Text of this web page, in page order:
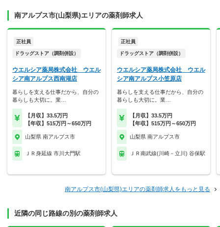
南アルプス市(山梨県)エリアの薬剤師求人
正社員
ドラッグストア（調剤併設）
ウエルシア薬局株式会社 ウエル
シア南アルプス西南湖店
暮らしを支える仕事だから、自分の
暮らしも大切に。業…
【月収】33.5万円
【年収】515万円～650万円
山梨県 南アルプス市
ＪＲ身延線 市川大門駅
正社員
ドラッグストア（調剤併設）
ウエルシア薬局株式会社 ウエル
シア南アルプス小笠原店
暮らしを支える仕事だから、自分の
暮らしも大切に。業…
【月収】33.5万円
【年収】515万円～650万円
山梨県 南アルプス市
ＪＲ南武線(川崎－立川) 谷保駅
南アルプス市(山梨県)エリアの薬剤師求人をもっと見る
近隣の同じ路線の別の薬剤師求人